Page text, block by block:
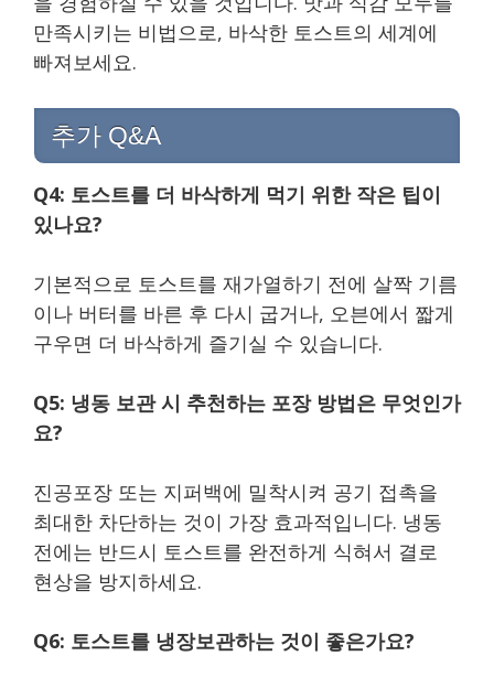
만족시키는 비법으로, 바삭한 토스트의 세계에
빠져보세요.
추가 Q&A
Q4: 토스트를 더 바삭하게 먹기 위한 작은 팁이
있나요?
기본적으로 토스트를 재가열하기 전에 살짝 기름
이나 버터를 바른 후 다시 굽거나, 오븐에서 짧게
구우면 더 바삭하게 즐기실 수 있습니다.
Q5: 냉동 보관 시 추천하는 포장 방법은 무엇인가
요?
진공포장 또는 지퍼백에 밀착시켜 공기 접촉을
최대한 차단하는 것이 가장 효과적입니다. 냉동
전에는 반드시 토스트를 완전하게 식혀서 결로
현상을 방지하세요.
Q6: 토스트를 냉장보관하는 것이 좋은가요?